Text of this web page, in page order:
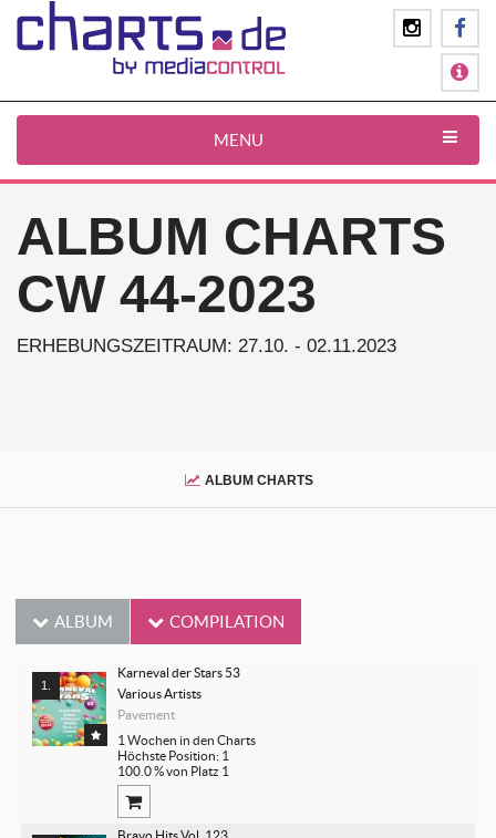
MENU
ALBUM CHARTS
CW 44-2023
ERHEBUNGSZEITRAUM: 27.10. - 02.11.2023
ALBUM CHARTS
ALBUM COMPILATION
Karneval der Stars 53
Various Artists
Pavement
1 Wochen in den Charts
Höchste Position: 1
100.0 % von Platz 1